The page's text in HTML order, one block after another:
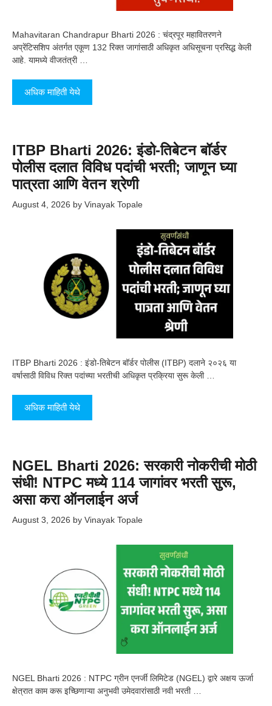
Mahavitaran Chandrapur Bharti 2026 : चंद्रपूर महावितरणने
अप्रेंटिसशिप अंतर्गत एकूण 132 रिक्त जागांसाठी अधिकृत अधिसूचना प्रसिद्ध केली
आहे. यामध्ये वीजतंत्री …
अधिक माहिती येथे
ITBP Bharti 2026: इंडो-तिबेटन बॉर्डर
पोलीस दलात विविध पदांची भरती; जाणून घ्या
पात्रता आणि वेतन श्रेणी
August 4, 2026 by Vinayak Topale
ITBP Bharti 2026 : इंडो-तिबेटन बॉर्डर पोलीस (ITBP) दलाने २०२६ या
वर्षासाठी विविध रिक्त पदांच्या भरतीची अधिकृत प्रक्रिया सुरू केली …
अधिक माहिती येथे
NGEL Bharti 2026: सरकारी नोकरीची मोठी
संधी! NTPC मध्ये 114 जागांवर भरती सुरू,
असा करा ऑनलाईन अर्ज
August 3, 2026 by Vinayak Topale
NGEL Bharti 2026 : NTPC ग्रीन एनर्जी लिमिटेड (NGEL) द्वारे अक्षय ऊर्जा
क्षेत्रात काम करू इच्छिणाऱ्या अनुभवी उमेदवारांसाठी नवी भरती …